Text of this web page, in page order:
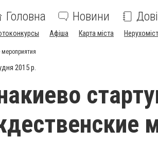
Головна Новини
Афіша Карта міста
2015 р.